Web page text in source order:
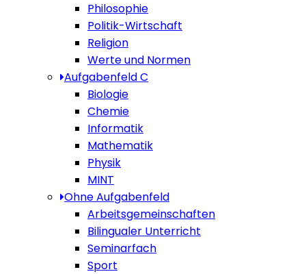
Philosophie
Politik-Wirtschaft
Religion
Werte und Normen
Aufgabenfeld C
Biologie
Chemie
Informatik
Mathematik
Physik
MINT
Ohne Aufgabenfeld
Arbeitsgemeinschaften
Bilingualer Unterricht
Seminarfach
Sport